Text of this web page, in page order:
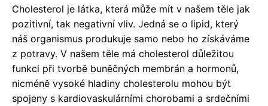
Cholesterol je látka, která může mít v našem těle jak
pozitivní, tak negativní vliv. Jedná se o lipid, který
náš organismus produkuje samo nebo ho získáváme
z potravy. V našem těle má cholesterol důležitou
funkci při tvorbě buněčných membrán a hormonů,
nicméně vysoké hladiny cholesterolu mohou být
spojeny s kardiovaskulárními chorobami a srdečními